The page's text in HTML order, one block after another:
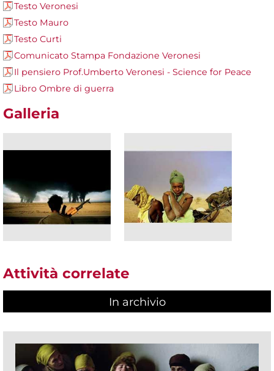
Testo Veronesi
Testo Mauro
Testo Curti
Comunicato Stampa Fondazione Veronesi
Il pensiero Prof.Umberto Veronesi - Science for Peace
Libro Ombre di guerra
Galleria
Attività correlate
In archivio